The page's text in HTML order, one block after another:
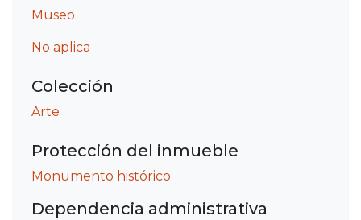
Museo
No aplica
Colección
Arte
Protección del inmueble
Monumento histórico
Dependencia administrativa